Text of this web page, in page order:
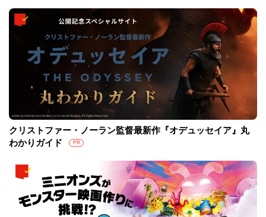
クリストファー・ノーラン監督最新作『オデュッセイア』丸
わかりガイド
PR